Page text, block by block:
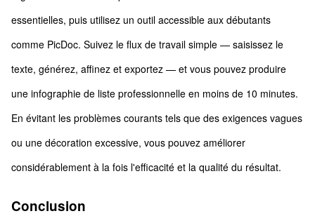
essentielles, puis utilisez un outil accessible aux débutants
comme PicDoc. Suivez le flux de travail simple — saisissez le
texte, générez, affinez et exportez — et vous pouvez produire
une infographie de liste professionnelle en moins de 10 minutes.
En évitant les problèmes courants tels que des exigences vagues
ou une décoration excessive, vous pouvez améliorer
considérablement à la fois l'efficacité et la qualité du résultat.
Conclusion